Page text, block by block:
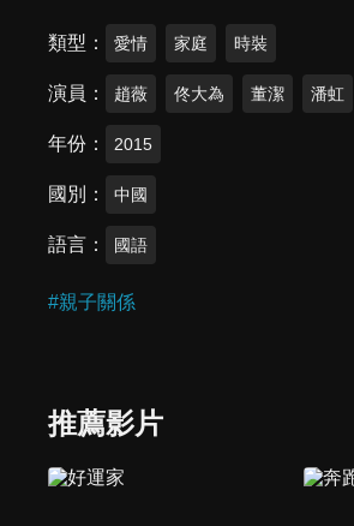
類型 愛情 家庭 時裝
演員 趙薇 佟大為 董潔 潘虹
年份 2015
國別 中國
語言 國語
#親子關係
推薦影片